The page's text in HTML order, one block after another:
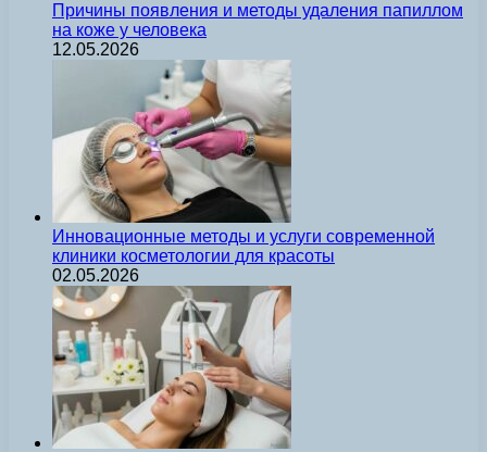
Причины появления и методы удаления папиллом
на коже у человека
12.05.2026
Инновационные методы и услуги современной
клиники косметологии для красоты
02.05.2026